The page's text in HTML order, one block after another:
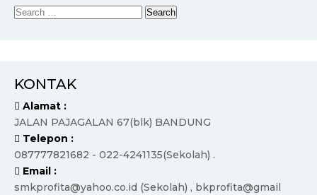
KONTAK
Alamat :
JALAN PAJAGALAN 67(blk) BANDUNG
Telepon :
087777821682 - 022-4241135(Sekolah) .
Email :
smkprofita@yahoo.co.id (Sekolah) , bkprofita@gmail